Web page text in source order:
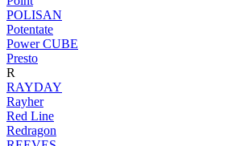
POLISAN
Potentate
Power CUBE
Presto
R
RAYDAY
Rayher
Red Line
Redragon